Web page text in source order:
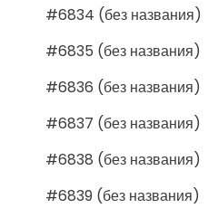
#6834 (без названия)
#6835 (без названия)
#6836 (без названия)
#6837 (без названия)
#6838 (без названия)
#6839 (без названия)